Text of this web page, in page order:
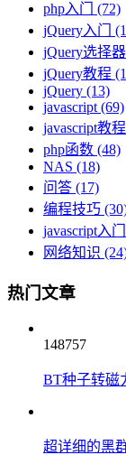
php入门
(72)
jQuery入门
jQuery选择器
jQuery教程
jQuery (13)
javascript (69)
javascript教程
php函数 (48)
NAS (18)
问答 (17)
编程技巧
javascript入门
网络知识
热门文章
148757
BT种子转磁
超详细的黑